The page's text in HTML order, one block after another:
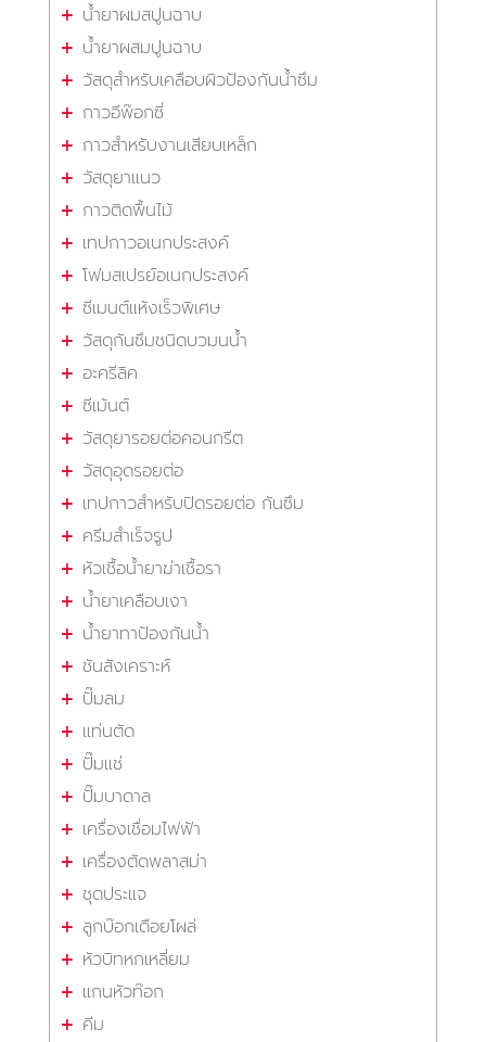
น้ำยาผมสปูนฉาบ
น้ำยาผสมปูนฉาบ
วัสดุสำหรับเคลือบผิวป้องกันน้ำซึม
กาวอีพ๊อกซี่
กาวสำหรับงานเสียบเหล็ก
วัสดุยาแนว
กาวติดพื้นไม้
เทปกาวอเนกประสงค์
โฟมสเปรย์อเนกประสงค์
ซีเมนต์แห้งเร็วพิเศษ
วัสดุกันซึมชนิดบวมนน้ำ
อะครีลิค
ซีเม้นต์
วัสดุยารอยต่อคอนกรีต
วัสดุอุดรอยต่อ
เทปกาวสำหรับปิดรอยต่อ กันซึม
ครีมสำเร็จรูป
หัวเชื้อน้ำยาฆ่าเชื้อรา
น้ำยาเคลือบเงา
น้ำยาทาป้องกันน้ำ
ชันสังเคราะห์
ปั๊มลม
แท่นตัด
ปั๊มแช่
ปั๊มบาดาล
เครื่องเชื่อมไฟฟ้า
เครื่องตัดพลาสม่า
ชุดประแจ
ลูกบ๊อกเดือยโผล่
หัวบิทหกเหลี่ยม
แกนหัวท๊อก
คีม